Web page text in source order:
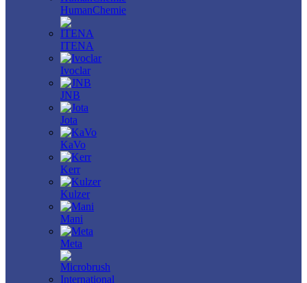
HumanChemie
ITENA
Ivoclar
JNB
Jota
KaVo
Kerr
Kulzer
Mani
Meta